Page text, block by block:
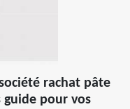
rachat pâte
guide pour vos